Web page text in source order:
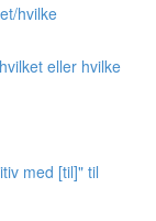
hvilke
eller hvilke
med [til]" til